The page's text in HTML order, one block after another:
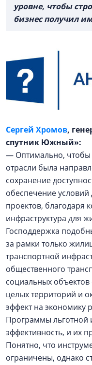
уровне, чтобы
бизнес получил
Сергей Хромов,
спутник Южный»:
— Оптимально, чтобы
отрасли была
сохранение
обеспечение
проектов, благодаря
инфраструктура для
Господдержка
за рамки только
транспортной
общественного
социальных объектов
целых территорий и
эффект на экономику
Программы льготной
эффективность, и их
Понятно, что
ограничены, однако